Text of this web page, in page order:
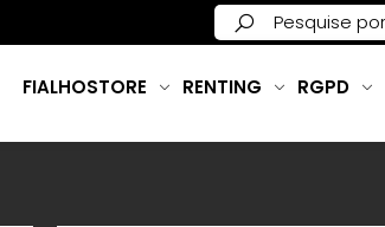
FIALHOSTORE RENTING RGPD